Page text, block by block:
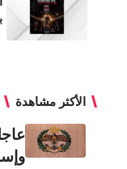
الأكثر مشاهدة